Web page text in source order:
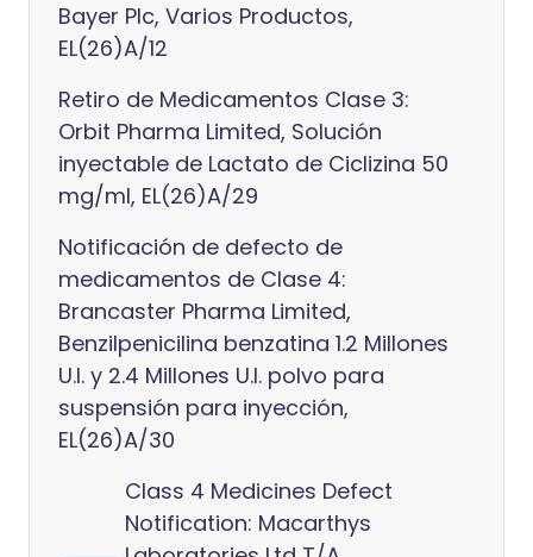
Bayer Plc, Varios Productos,
EL(26)A/12
Retiro de Medicamentos Clase 3:
Orbit Pharma Limited, Solución
inyectable de Lactato de Ciclizina 50
mg/ml, EL(26)A/29
Notificación de defecto de
medicamentos de Clase 4:
Brancaster Pharma Limited,
Benzilpenicilina benzatina 1.2 Millones
U.I. y 2.4 Millones U.I. polvo para
suspensión para inyección,
EL(26)A/30
Class 4 Medicines Defect
Notification: Macarthys